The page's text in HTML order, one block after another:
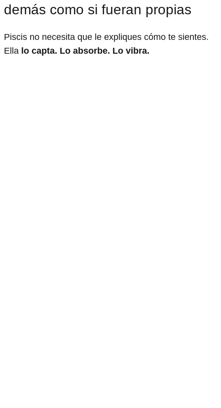
demás como si fueran propias
Piscis no necesita que le expliques cómo te sientes.
Ella lo capta. Lo absorbe. Lo vibra.